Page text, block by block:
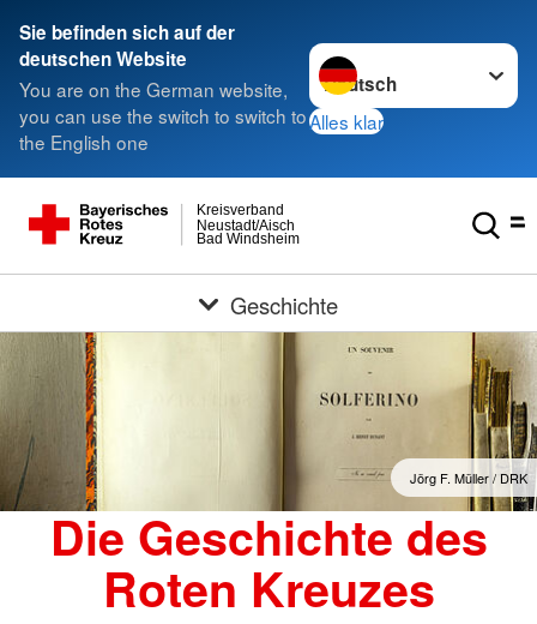
Sie befinden sich auf der
deutschen Website
You are on the German website,
you can use the switch to switch to
the English one
Sprache wechseln zu
Alles klar
Bad Windsheim
Neustadt/Aisch
Kreisverband
Geschichte
Jörg F. Müller / DRK
Die Geschichte des
Roten Kreuzes